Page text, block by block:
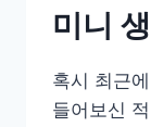
미니
혹시 최근
들어보신